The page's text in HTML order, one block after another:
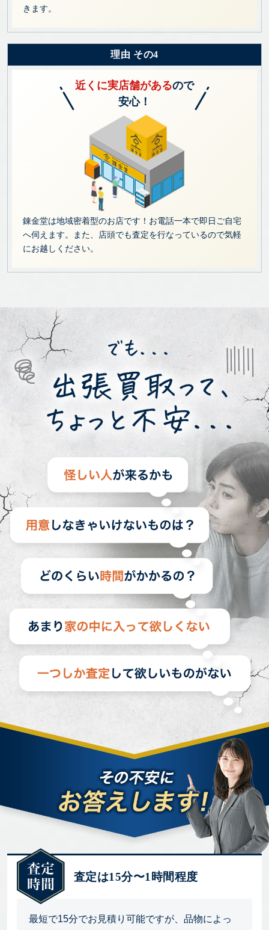
きます。
理由 その4
近くに実店舗があるので
安心！
錬金堂は地域密着型のお店です！お電話一本で即日ご自宅
へ伺えます。また、店頭でも査定を行なっているので気軽
にお越しください。
査定は15分〜1時間程度
最短で15分でお見積り可能ですが、品物によっ